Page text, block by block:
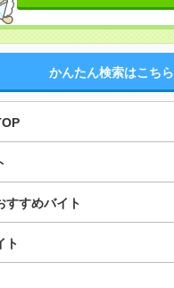
かんたん検索はこちら
すすめバイト
ト